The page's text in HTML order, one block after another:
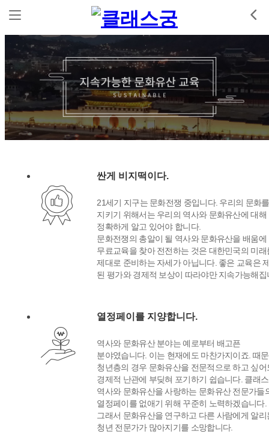
싼게 비지떡이다.
21세기 지구는 문화전쟁 중입니다. 우리의 문화를
지키기 위해서는 우리의 역사와 문화유산에 대해
정확하게 알고 있어야 합니다.
문화전쟁의 총알이 될 역사와 문화유산을 배움에
무료교육을 찾아 전전하는 것은 대한민국의 미래
제대로 준비하는 자세가 아닙니다. 좋은 교육은
된 평가와 경제적 보상이 따라야만 지속가능해집
열정페이를 지양합니다.
역사와 문화유산 분야는 예로부터 배고픈
분야였습니다. 이는 현재에도 마찬가지이죠. 때
청년층의 경우 문화유산을 전문적으로 하고 싶어
경제적 난관에 부딪혀 포기하기 쉽습니다. 클래
역사와 문화유산을 사랑하는 문화유산 전문가들
열정페이를 없애기 위해 꾸준히 노력하겠습니다.
그래서 문화유산을 연구하고 다른 사람에게 알리
청년 전문가가 많아지기를 소망합니다.